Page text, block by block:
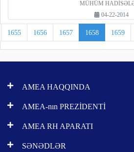
MÜHÜM
04-22-2014
1655 1656 1657 1658 1659
AMEA HAQQINDA
AMEA-nın PREZİDENTİ
AMEA RH APARATI
SƏNƏDLƏR